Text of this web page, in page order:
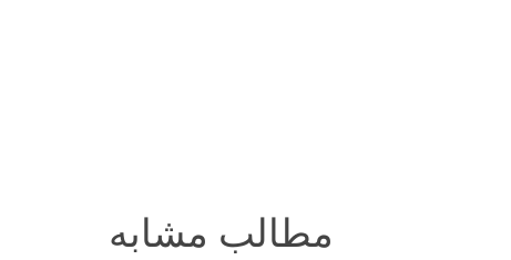
مطالب مشابه